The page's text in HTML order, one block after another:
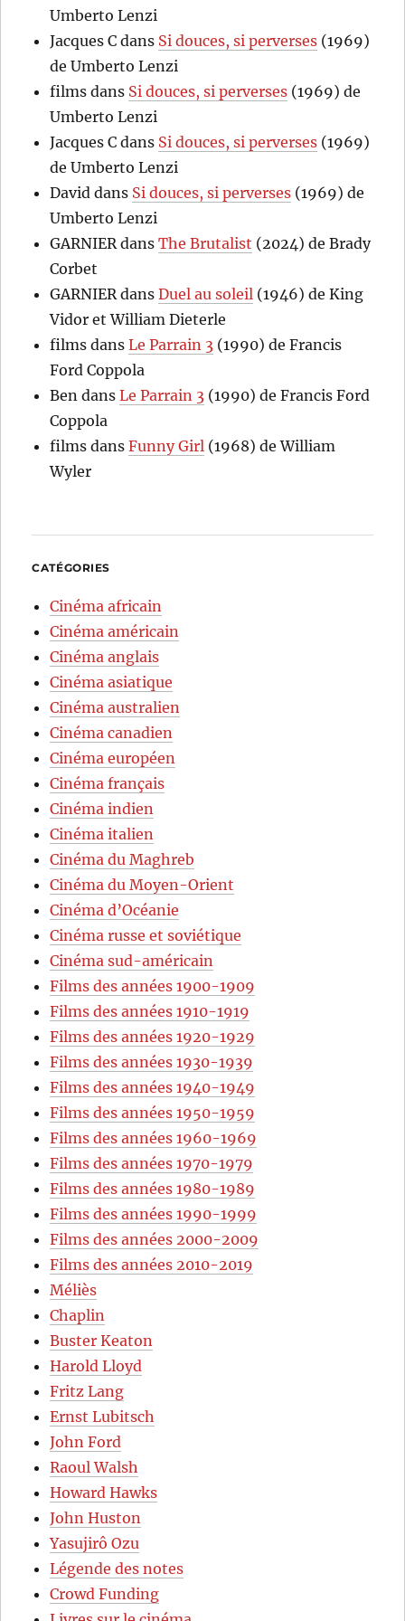
Umberto Lenzi
Jacques C dans Si douces, si perverses (1969)
de Umberto Lenzi
films dans Si douces, si perverses (1969) de
Umberto Lenzi
Jacques C dans Si douces, si perverses (1969)
de Umberto Lenzi
David dans Si douces, si perverses (1969) de
Umberto Lenzi
GARNIERdansThe Brutalist (2024) de Brady
Corbet
GARNIERdansDuel au soleil (1946) de King
Vidor et William Dieterle
films dansLe Parrain 3 (1990) de Francis
Ford Coppola
Ben dansLe Parrain 3 (1990) de Francis Ford
Coppola
films dansFunny Girl (1968) de William
Wyler
CATÉGORIES
Cinéma africain
Cinéma américain
Cinéma anglais
Cinéma asiatique
Cinéma australien
Cinéma canadien
Cinéma européen
Cinéma français
Cinéma indien
Cinéma italien
Cinéma du Maghreb
Cinéma du Moyen-Orient
Cinéma d’Océanie
Cinéma russe et soviétique
Cinéma sud-américain
Films des années 1900-1909
Films des années 1910-1919
Films des années 1920-1929
Films des années 1930-1939
Films des années 1940-1949
Films des années 1950-1959
Films des années 1960-1969
Films des années 1970-1979
Films des années 1980-1989
Films des années 1990-1999
Films des années 2000-2009
Films des années 2010-2019
Méliès
Chaplin
Buster Keaton
Harold Lloyd
Fritz Lang
Ernst Lubitsch
John Ford
Raoul Walsh
Howard Hawks
John Huston
Yasujirô Ozu
Légende des notes
Crowd Funding